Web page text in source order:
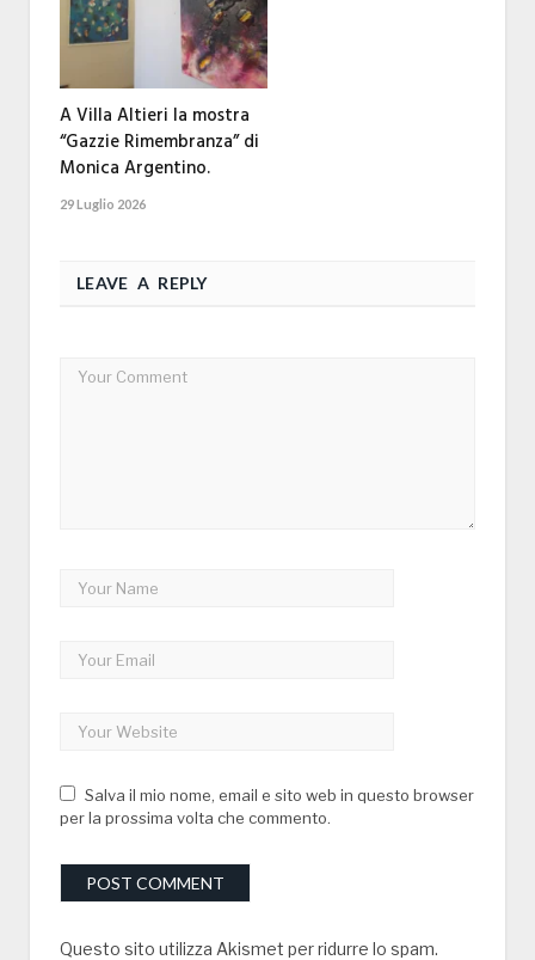
A Villa Altieri la mostra
“Gazzie Rimembranza” di
Monica Argentino.
29 Luglio 2026
LEAVE A REPLY
Salva il mio nome, email e sito web in questo browser
per la prossima volta che commento.
Questo sito utilizza Akismet per ridurre lo spam.